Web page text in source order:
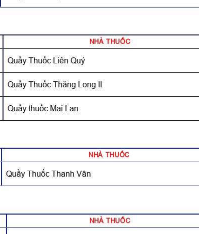
NHÀ THUỐC
Quầy Thuốc Liên Quý
Quầy Thuốc Thăng Long II
Quầy thuốc Mai Lan
NHÀ THUỐC
Quầy Thuốc Thanh Vân
NHÀ THUỐC